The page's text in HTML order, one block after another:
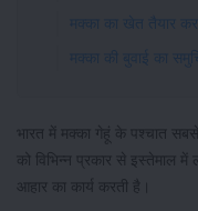
मक्का का खेत तैयार
मक्का की बुवाई का
भारत में मक्का गेहूं के पश्चात
को विभिन्न प्रकार से इस्तेमाल
आहार का कार्य करती है।